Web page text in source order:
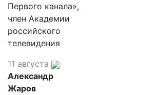
Первого канала»,
член Академии
российского
телевидения
11 августа
Александр
Жаров